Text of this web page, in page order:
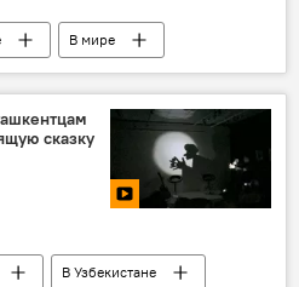
В мире
Крушение
сказку
В Узбекистане